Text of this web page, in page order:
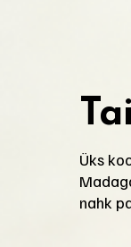
Üks
nahk